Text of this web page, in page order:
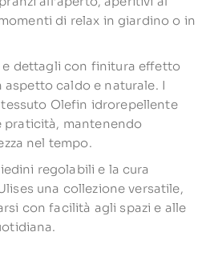
di relax in giardino o in
dettagli con finitura effetto
caldo e naturale. I
Olefin idrorepellente
mantenendo
nel tempo.
regolabili e la cura
una collezione versatile,
con facilità agli spazi e alle